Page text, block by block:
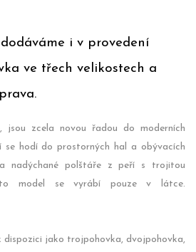
i v provedení
ve třech velikostech a
jsou zcela novou řadou do moderních
se hodí do prostorných hal a obývacích
nadýchané polštáře z peří s trojitou
model se vyrábí pouze v látce.
dispozici jako trojpohovka, dvojpohovka,